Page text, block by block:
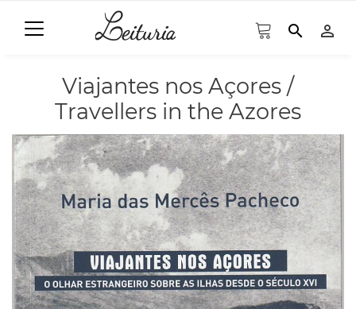
search person_outline
Viajantes nos Açores /
Travellers in the Azores